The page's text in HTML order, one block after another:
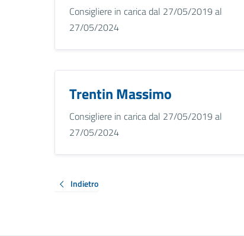
Consigliere in carica dal 27/05/2019 al
27/05/2024
Trentin Massimo
Consigliere in carica dal 27/05/2019 al
27/05/2024
Indietro